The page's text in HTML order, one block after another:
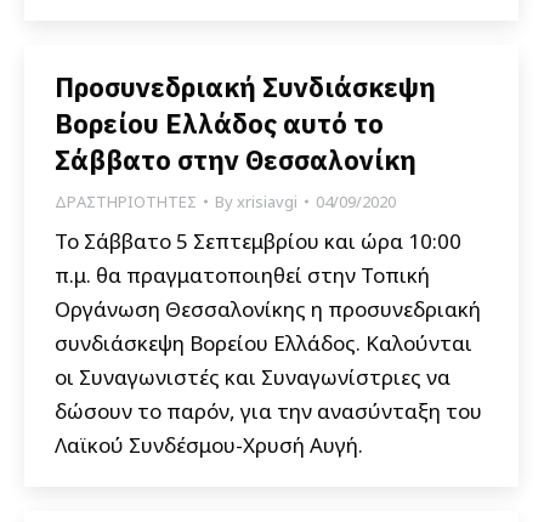
Προσυνεδριακή Συνδιάσκεψη
Βορείου Ελλάδος αυτό το
Σάββατο στην Θεσσαλονίκη
ΔΡΑΣΤΗΡΙΟΤΗΤΕΣ Byxrisiavgi 04/09/2020
Το Σάββατο 5 Σεπτεμβρίου και ώρα 10:00
π.μ. θα πραγματοποιηθεί στην Τοπική
Οργάνωση Θεσσαλονίκης η προσυνεδριακή
συνδιάσκεψη Βορείου Ελλάδος. Καλούνται
οι Συναγωνιστές και Συναγωνίστριες να
δώσουν το παρόν, για την ανασύνταξη του
Λαϊκού Συνδέσμου-Χρυσή Αυγή.